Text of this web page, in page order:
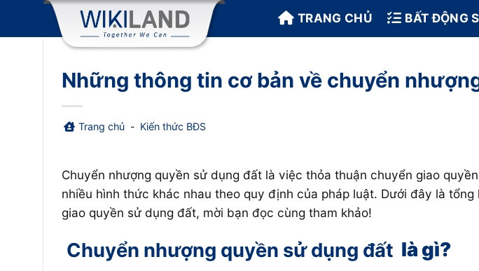
TRANG CHỦ BẤT ĐỘNG
Những thông tin cơ bản về chuyển
Trang chủ - Kiến thức BĐS
Chuyển nhượng quyền sử dụng đất là việc thỏa thuận chuyển giao
nhiều hình thức khác nhau theo quy định của pháp luật. Dưới đây là
giao quyền sử dụng đất, mời bạn đọc cùng tham khảo!
Chuyển nhượng quyền sử dụng đất là gì?